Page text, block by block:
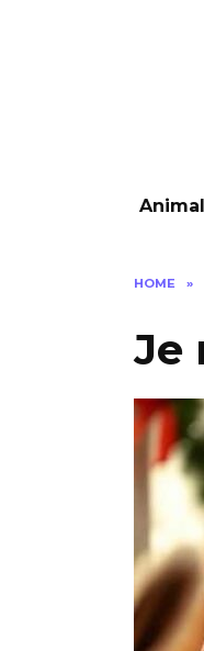
HOME »
Je